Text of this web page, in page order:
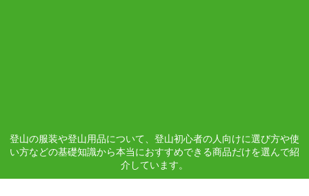
登山の服装や登山用品について、登山初心者の人向けに選び方や使
い方などの基礎知識から本当におすすめできる商品だけを選んで紹
介しています。